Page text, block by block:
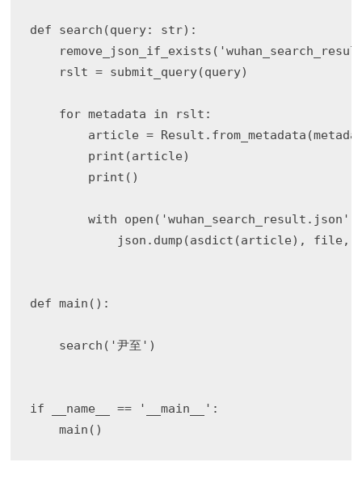
def search(query: str):
    rslt = submit_query(query)
    for metadata in rslt:
article =
        print(article)
        print()
with open('wuhan_search_result.json',
json.dump(asdict(article), file,
def main():
    search('尹至')
if __name__ == '__main__':